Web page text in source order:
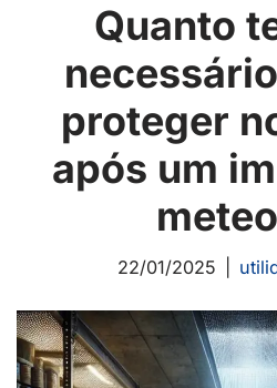
Quanto
proteger
após um
22/01/2025